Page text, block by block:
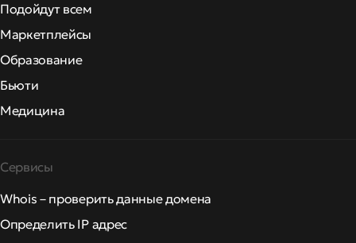
Подойдут всем
Маркетплейсы
Образование
Бьюти
Медицина
Сервисы
Whois – проверить данные домена
Определить IP адрес